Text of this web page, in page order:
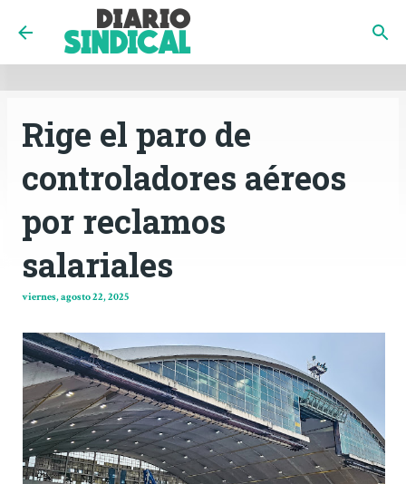
INICIO CÓRDOBA
Ir al contenido principal
Rige el paro de
controladores aéreos
por reclamos
salariales
viernes, agosto 22, 2025